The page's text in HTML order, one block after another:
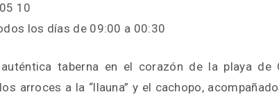
10
los días de 09:00 a 00:30
taberna en el corazón de la playa de
arroces a la “llauna” y el cachopo,